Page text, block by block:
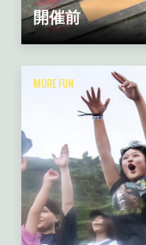
開催前
MORE FUN